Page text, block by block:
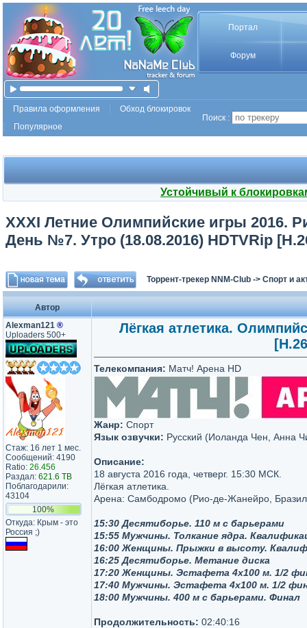
Портал
Форум
Правила оформления
Обход блокировок
Популярное
Поиск :
Устойчивый к
XXXI Летние Олимпийские игры 2016.
День №7. Утро (18.08.2016) HDTVRip
Торрент-трекер NNM-Club -> Спорт и
Автор
Alexman121 ®
Uploaders 500+
Стаж: 16 лет 1 мес.
Сообщений: 4190
Ratio: 26.456
Раздал: 621.6 TB
Поблагодарили:
43104
100%
Откуда: Крым - это
Россия ;)
Лёгкая атлетика.
Телекомпания: Матч! Арена HD
Жанр: Спорт
Язык озвучки: Русский (Иоланда Чен, Анна
Описание:
18 августа 2016 года, четверг. 15:30 МСК.
Лёгкая атлетика.
Арена: Самбодромо (Рио-де-Жанейро,
15:30 Десятиборье. 110 м с барьерами
15:55 Мужчины. Толкание ядра.
16:00 Женщины. Прыжки в высоту.
16:25 Десятиборье. Метание диска
17:20 Женщины. Эстафета 4x100 м. 1/2
17:40 Мужчины. Эстафета 4x100 м. 1/2
18:00 Мужчины. 400 м с барьерами. Финал
Продолжительность: 02:40:16